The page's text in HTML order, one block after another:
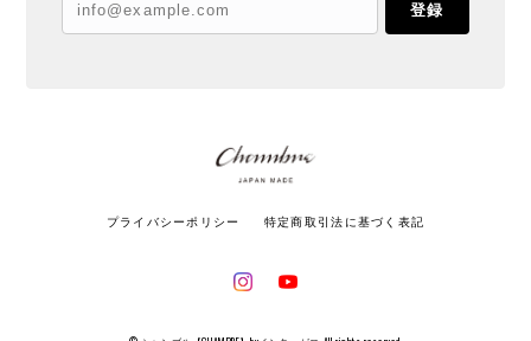
登録
プライバシーポリシー 特定商取引法に基づく表記